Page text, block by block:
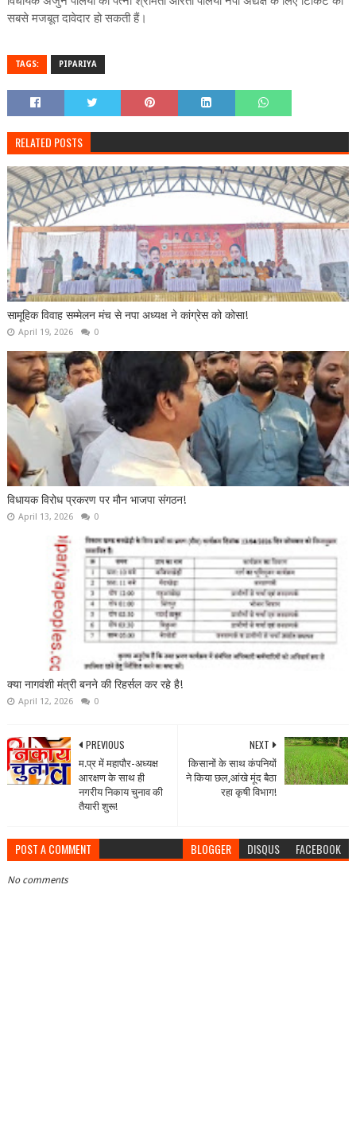
सबसे मजबूत दावेदार हो सकती हैं।
TAGS: PIPARIYA
RELATED POSTS
सामूहिक विवाह सम्मेलन मंच से नपा अध्यक्ष ने कांग्रेस को कोसा!
April 19, 2026 0
विधायक विरोध प्रकरण पर मौन भाजपा संगठन!
April 13, 2026 0
क्या नागवंशी मंत्री बनने की रिहर्सल कर रहे है!
April 12, 2026 0
NEXT
किसानों के साथ कंपनियों
ने किया छल,आंखे मूंद बैठा
रहा कृषी विभाग!
PREVIOUS
म.प्र में महापौर-अध्यक्ष
आरक्षण के साथ ही
नगरीय निकाय चुनाव की
तैयारी शुरू!
POST A COMMENT BLOGGER DISQUS FACEBOOK
No comments